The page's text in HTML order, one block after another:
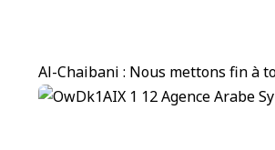
Al-Chaibani : Nous mettons fin à